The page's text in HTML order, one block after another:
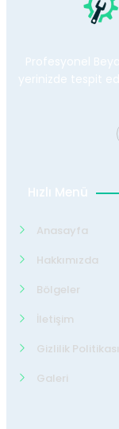
Profesyonel
yerinizde tespit
Hızlı Menü
Anasayfa
Hakkımızda
Bölgeler
İletişim
Gizlilik Politikası
Galeri